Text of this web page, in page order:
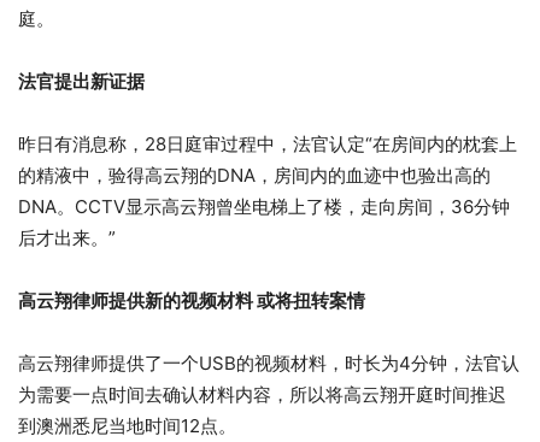
庭。
法官提出新证据
昨日有消息称，28日庭审过程中，法官认定“在房间内的枕套上
的精液中，验得高云翔的DNA，房间内的血迹中也验出高的
DNA。CCTV显示高云翔曾坐电梯上了楼，走向房间，36分钟
后才出来。”
高云翔律师提供新的视频材料 或将扭转案情
高云翔律师提供了一个USB的视频材料，时长为4分钟，法官认
为需要一点时间去确认材料内容，所以将高云翔开庭时间推迟
到澳洲悉尼当地时间12点。